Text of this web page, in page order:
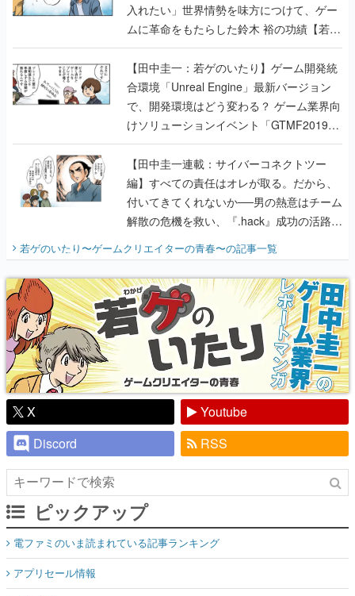
【田中圭一：若ゲのいたり】ゲーム開発統
合環境「Unreal Engine」最新バージョン
で、開発環境はどう変わる？ ゲーム業界向
けソリューションイベント「GTMF2019」
に行って、より理解を深めよう【PR】
【田中圭一連載：サイバーコネクトツー
編】すべての責任はオレが取る。だから、
付いてきてくれないか──男の熱意はチーム
解散の危機を救い、『.hack』成功の活路を
開く。業界の快男児・松山 洋に流れる血は
『少年ジャンプ』色だった【若ゲのいた
り】
若ゲのいたり〜ゲームクリエイターの青春〜の記事一覧
X
Youtube
Discord
RSS
ピックアップ
電ファミのいま読まれている記事ランキング
アプリセール情報
インタビュー
連載・特集一覧